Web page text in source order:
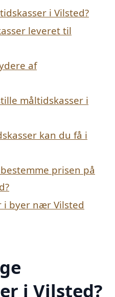
i Vilsted?
leveret til
af
måltidskasser i
kan du få i
prisen på
i byer nær Vilsted
i Vilsted?